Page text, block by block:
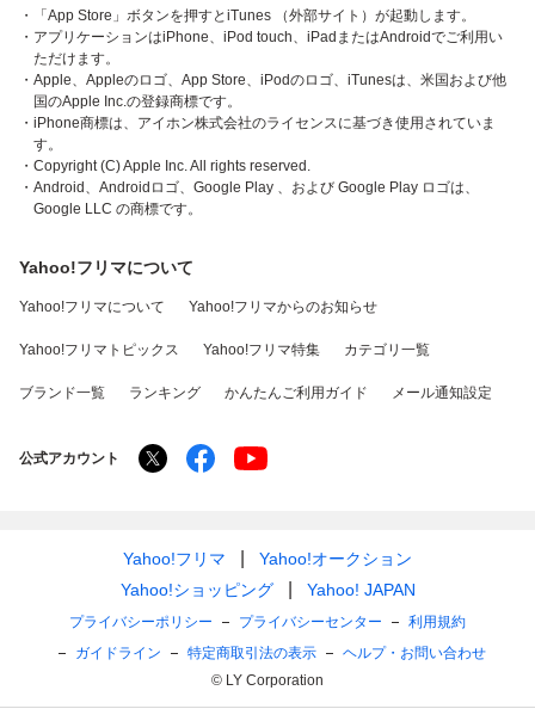
・「App Store」ボタンを押すとiTunes （外部サイト）が起動します。
・アプリケーションはiPhone、iPod touch、iPadまたはAndroidでご利用い
ただけます。
・Apple、Appleのロゴ、App Store、iPodのロゴ、iTunesは、米国および他
国のApple Inc.の登録商標です。
・iPhone商標は、アイホン株式会社のライセンスに基づき使用されていま
す。
・Copyright (C) Apple Inc. All rights reserved.
・Android、Androidロゴ、Google Play 、および Google Play ロゴは、
Google LLC の商標です。
Yahoo!フリマについて
Yahoo!フリマについて Yahoo!フリマからのお知らせ
Yahoo!フリマトピックス Yahoo!フリマ特集 カテゴリ一覧
ブランド一覧 ランキング かんたんご利用ガイド メール通知設定
公式アカウント
Yahoo!フリマ
Yahoo!オークション
Yahoo!ショッピング
Yahoo! JAPAN
プライバシーポリシー プライバシーセンター
利用規約
ガイドライン
特定商取引法の表示
ヘルプ・お問い合わせ
© LY Corporation